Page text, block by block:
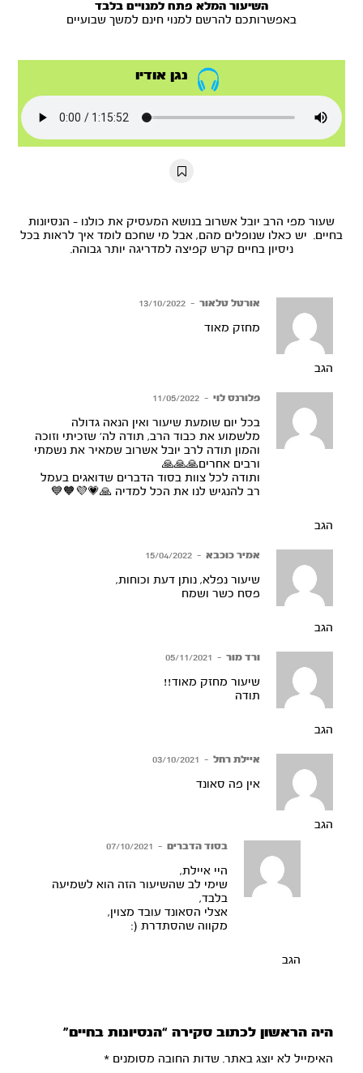
השיעור המלא פתח למנויים בלבד
באפשרותכם להרשם למנוי חינם למשך שבועיים
נגן אודיו
שעור מפי הרב יובל אשרוב בנושא המעסיק את כולנו - הנסיונות
בחיים. יש כאלו שנופלים מהם, אבל מי שחכם לומד איך לראות בכל
ניסיון בחיים קרש קפיצה למדריגה יותר גבוהה.
אורטל טלאור –
13/10/2022
מחזק מאוד
הגב
פלורנס לוי –
11/05/2022
בכל יום שומעת שיעור ואין הנאה גדולה
מלשמוע את כבוד הרב, תודה לה׳ שזכיתי וזוכה
והמון תודה לרב יובל אשרוב שמאיר את נשמתי
ורבים אחרים🙏🙏🙏
ותודה לכל צוות בסוד הדברים שדואגים בעמל
רב להנגיש לנו את הכל למדיה 🙏💗💜🧡💙
הגב
אמיר כוכבא –
15/04/2022
שיעור נפלא, נותן דעת וכוחות,
פסח כשר ושמח
הגב
ורד מור –
05/11/2021
שיעור מחזק מאוד!!
תודה
הגב
איילת רחל –
03/10/2021
אין פה סאונד
הגב
בסוד הדברים –
07/10/2021
היי איילת,
שימי לב שהשיעור הזה הוא לשמיעה
בלבד,
אצלי הסאונד עובד מצוין,
מקווה שהסתדרת (:
הגב
היה הראשון לכתוב סקירה “הנסיונות בחיים”
האימייל לא יוצג באתר. שדות החובה מסומנים*